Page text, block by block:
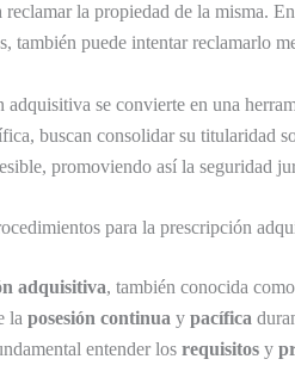
reclamar la propiedad de la misma.
también puede intentar reclamarlo
se convierte en una
buscan consolidar su titularidad
promoviendo así la seguridad
para la prescripción
adquisitiva, también conocida como
la posesión continua y pacífica
entender los requisitos y